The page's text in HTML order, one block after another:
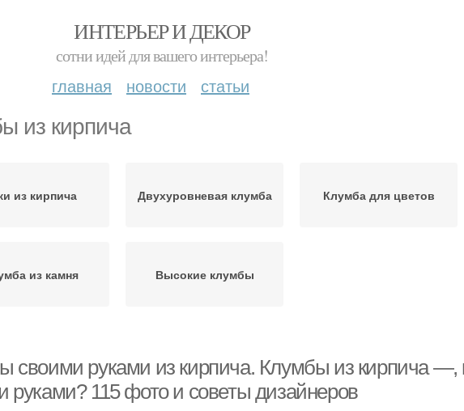
ИНТЕРЬЕР И ДЕКОР
сотни идей для вашего интерьера!
главная новости статьи
из кирпича
из кирпича Двухуровневая клумба Клумба для цветов
из камня Высокие клумбы
своими руками из кирпича. Клумбы из кирпича —,
руками? 115 фото и советы дизайнеров